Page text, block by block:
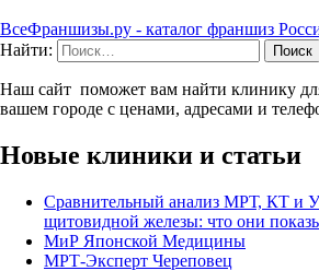
ВсеФраншизы.ру - каталог франшиз
Найти:
Наш сайт поможет вам найти клинику
вашем городе с ценами, адресами и
Новые клиники и статьи
Сравнительный анализ МРТ, КТ и
щитовидной железы: что они
МиР Японской Медицины
МРТ-Эксперт Череповец